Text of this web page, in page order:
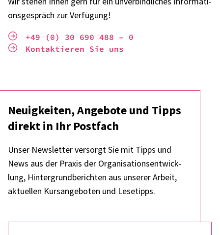
ons­ge­spräch zur Verfü­gung!
+49 (0) 30 690 488 – 0
Kontak­tie­ren Sie uns
Neuig­kei­ten, Ange­bote und Tipps
direkt in Ihr Post­fach
Unser News­let­ter versorgt Sie mit Tipps und
News aus der Praxis der Orga­ni­sa­ti­ons­ent­wick­
lung, Hinter­grund­be­rich­ten aus unse­rer Arbeit,
aktu­el­len Kurs­an­ge­bo­ten und Lese­tipps.